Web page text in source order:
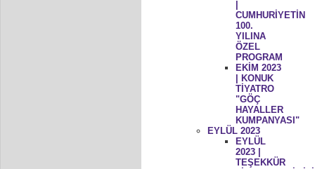
CUMHURİYETİN
100.
YILINA
ÖZEL
PROGRAM
EKİM 2023
| KONUK
TİYATRO
"GÖÇ
HAYALLER
KUMPANYASI"
EYLÜL 2023
EYLÜL
2023 |
TEŞEKKÜR